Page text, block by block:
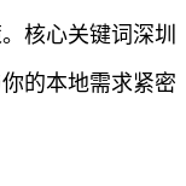
核心关键词深圳
的本地需求紧密